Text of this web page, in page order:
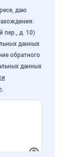
даю
пер., д. 10)
данных
обратного
данных
.